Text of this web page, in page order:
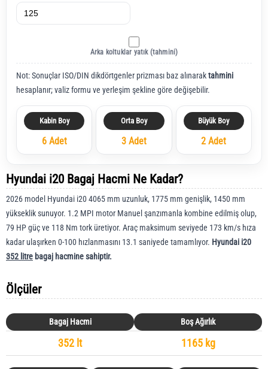
Arka koltuklar yatık (tahmini)
Not: Sonuçlar ISO/DIN dikdörtgenler prizması baz alınaraktahmini
hesaplanır; valiz formu ve yerleşim şekline göre değişebilir.
Kabin Boy
6 Adet
Orta Boy
3 Adet
Büyük Boy
2 Adet
Hyundai i20 Bagaj Hacmi Ne Kadar?
2026 model Hyundai i20 4065 mm uzunluk, 1775 mm genişlik, 1450 mm
yükseklik sunuyor. 1.2 MPI motor Manuel şanzımanla kombine edilmiş olup,
79 HP güç ve 118 Nm tork üretiyor. Araç maksimum seviyede 173 km/s hıza
kadar ulaşırken 0-100 hızlanmasını 13.1 saniyede tamamlıyor. Hyundai i20
352 litre bagaj hacmine sahiptir.
Ölçüler
Bagaj Hacmi Boş Ağırlık
352 lt 1165 kg